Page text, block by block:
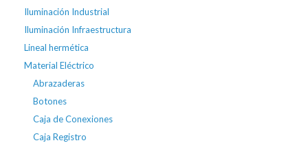
Iluminación Industrial
Iluminación Infraestructura
Lineal hermética
Material Eléctrico
Abrazaderas
Botones
Caja de Conexiones
Caja Registro